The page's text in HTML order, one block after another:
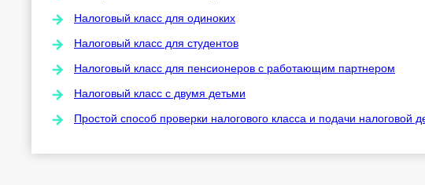
Налоговый класс для одиноких
Налоговый класс для студентов
Налоговый класс для пенсионеров с работающим партнером
Налоговый класс с двумя детьми
Простой способ проверки налогового класса и подачи налоговой